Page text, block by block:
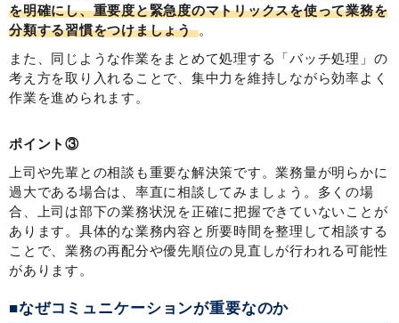
を明確にし、重要度と緊急度のマトリックスを使って業務を
分類する習慣をつけましょう。
また、同じような作業をまとめて処理する「バッチ処理」の
考え方を取り入れることで、集中力を維持しながら効率よく
作業を進められます。
ポイント③
上司や先輩との相談も重要な解決策です。業務量が明らかに
過大である場合は、率直に相談してみましょう。多くの場
合、上司は部下の業務状況を正確に把握できていないことが
あります。具体的な業務内容と所要時間を整理して相談する
ことで、業務の再配分や優先順位の見直しが行われる可能性
があります。
■なぜコミュニケーションが重要なのか